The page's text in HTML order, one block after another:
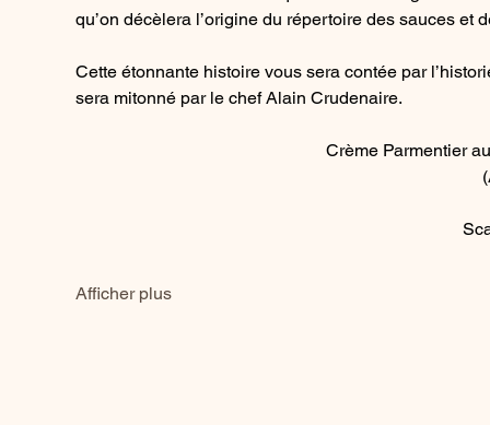
qu’on décèlera l’origine du répertoire des sauces et
Cette étonnante histoire vous sera contée par
sera mitonné par le chef Alain Crudenaire.
Crème Parmentier
Afficher plus